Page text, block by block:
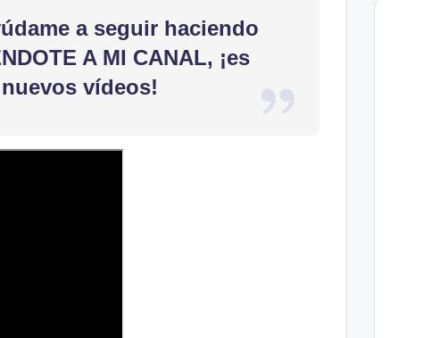
a seguir haciendo
A MI CANAL, ¡es
vídeos!